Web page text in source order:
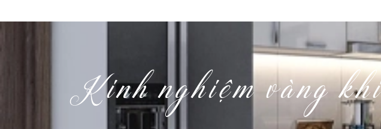
Kinh nghiệm vàng